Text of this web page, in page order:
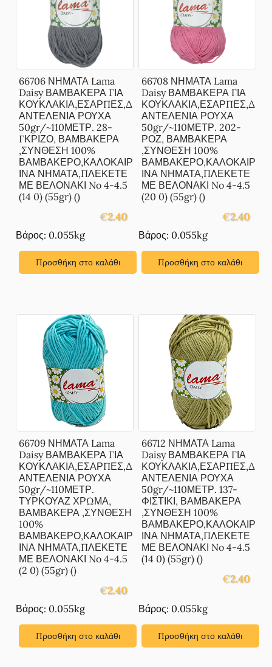
66706 ΝΗΜΑΤΑ Lama
Daisy ΒΑΜΒΑΚΕΡΑ ΓΙΑ
ΚΟΥΚΛΑΚΙΑ,ΕΣΑΡΠΕΣ,Δ
ΑΝΤΕΛΕΝΙΑ ΡΟΥΧΑ
50gr/~110ΜΕΤΡ. 28-
ΓΚΡΙΖΟ, ΒΑΜΒΑΚΕΡΑ
,ΣΥΝΘΕΣΗ 100%
ΒΑΜΒΑΚΕΡΟ,ΚΑΛΟΚΑΙΡ
ΙΝΑ ΝΗΜΑΤΑ,ΠΛΕΚΕΤΕ
ΜΕ ΒΕΛΟΝΑΚΙ No 4-4.5
(14 0) (55gr) ()
€2.40
Βάρος: 0.055kg
Προσθήκη στο καλάθι
66708 ΝΗΜΑΤΑ Lama
Daisy ΒΑΜΒΑΚΕΡΑ ΓΙΑ
ΚΟΥΚΛΑΚΙΑ,ΕΣΑΡΠΕΣ,Δ
ΑΝΤΕΛΕΝΙΑ ΡΟΥΧΑ
50gr/~110ΜΕΤΡ. 202-
ΡΟΖ, ΒΑΜΒΑΚΕΡΑ
,ΣΥΝΘΕΣΗ 100%
ΒΑΜΒΑΚΕΡΟ,ΚΑΛΟΚΑΙΡ
ΙΝΑ ΝΗΜΑΤΑ,ΠΛΕΚΕΤΕ
ΜΕ ΒΕΛΟΝΑΚΙ No 4-4.5
(20 0) (55gr) ()
€2.40
Βάρος: 0.055kg
Προσθήκη στο καλάθι
66709 ΝΗΜΑΤΑ Lama
Daisy ΒΑΜΒΑΚΕΡΑ ΓΙΑ
ΚΟΥΚΛΑΚΙΑ,ΕΣΑΡΠΕΣ,Δ
ΑΝΤΕΛΕΝΙΑ ΡΟΥΧΑ
50gr/~110ΜΕΤΡ.
ΤΥΡΚΟΥΑΖ ΧΡΩΜΑ,
ΒΑΜΒΑΚΕΡΑ ,ΣΥΝΘΕΣΗ
100%
ΒΑΜΒΑΚΕΡΟ,ΚΑΛΟΚΑΙΡ
ΙΝΑ ΝΗΜΑΤΑ,ΠΛΕΚΕΤΕ
ΜΕ ΒΕΛΟΝΑΚΙ No 4-4.5
(2 0) (55gr) ()
€2.40
Βάρος: 0.055kg
Προσθήκη στο καλάθι
66712 ΝΗΜΑΤΑ Lama
Daisy ΒΑΜΒΑΚΕΡΑ ΓΙΑ
ΚΟΥΚΛΑΚΙΑ,ΕΣΑΡΠΕΣ,Δ
ΑΝΤΕΛΕΝΙΑ ΡΟΥΧΑ
50gr/~110ΜΕΤΡ. 137-
ΦΙΣΤΙΚΙ, ΒΑΜΒΑΚΕΡΑ
,ΣΥΝΘΕΣΗ 100%
ΒΑΜΒΑΚΕΡΟ,ΚΑΛΟΚΑΙΡ
ΙΝΑ ΝΗΜΑΤΑ,ΠΛΕΚΕΤΕ
ΜΕ ΒΕΛΟΝΑΚΙ No 4-4.5
(14 0) (55gr) ()
€2.40
Βάρος: 0.055kg
Προσθήκη στο καλάθι